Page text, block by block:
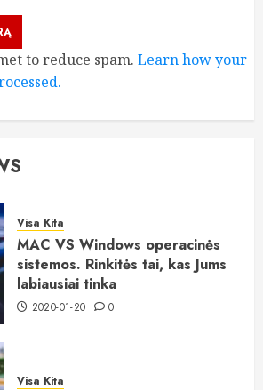
to reduce spam. Learn how your
Visa Kita
MAC VS Windows operacinės
sistemos. Rinkitės tai, kas Jums
labiausiai tinka
2020-01-20 0
Visa Kita